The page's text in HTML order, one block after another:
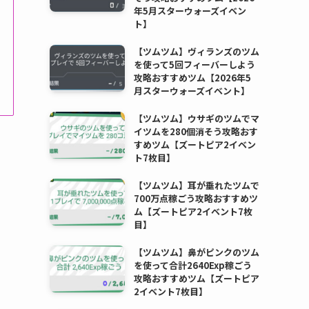
年5月スターウォーズイベン
ト】
【ツムツム】ヴィランズのツム
を使って5回フィーバーしよう
攻略おすすめツム【2026年5
月スターウォーズイベント】
【ツムツム】ウサギのツムでマ
イツムを280個消そう攻略おす
すめツム【ズートピア2イベン
ト7枚目】
【ツムツム】耳が垂れたツムで
700万点稼ごう攻略おすすめツ
ム【ズートピア2イベント7枚
目】
【ツムツム】鼻がピンクのツム
を使って合計2640Exp稼ごう
攻略おすすめツム【ズートピア
2イベント7枚目】